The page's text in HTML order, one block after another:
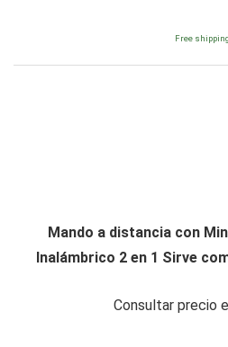
Free shipping
Mando a distancia con
Inalámbrico 2 en 1 Sirve
Consultar precio